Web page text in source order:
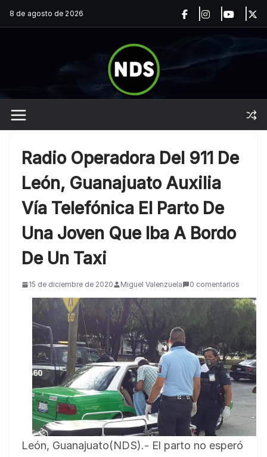
Saltar
al
8 de agosto de 2026
Radio Operadora Del 911 De
León, Guanajuato Auxilia
Vía Telefónica El Parto De
Una Joven Que Iba A Bordo
De Un Taxi
15 de diciembre de 2020 Miguel Valenzuela 0 comentarios
León, Guanajuato(NDS).- El parto no esperó